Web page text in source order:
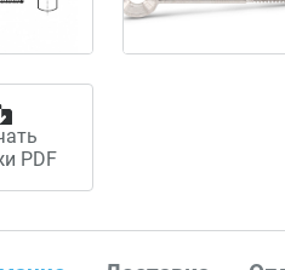
PDF